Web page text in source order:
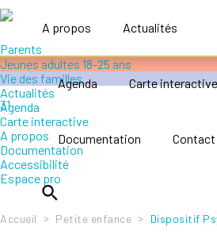
A propos Actualités
Agenda Carte interactive
Documentation Contact
Accompagner le handicap
Petite enfance 0-6 ans
Enfance 6-12 ans
Adolescence 12-18 ans
Jeunes adultes 18-25 ans
Vie des familles
Actualités
Agenda
Carte interactive
A propos
Documentation
Accessibilité
Espace pro
Accueil > Petite enfance > Dispositif